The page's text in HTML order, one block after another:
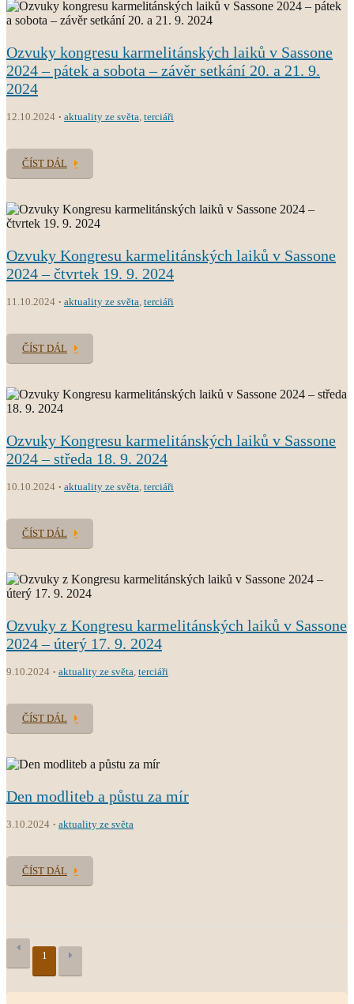
Ozvuky kongresu karmelitánských laiků v Sassone
2024 – pátek a sobota – závěr setkání 20. a 21. 9.
2024
12.10.2024 aktuality ze světa terciáři
ČÍST DÁL
Ozvuky Kongresu karmelitánských laiků v Sassone
2024 – čtvrtek 19. 9. 2024
11.10.2024 aktuality ze světa terciáři
ČÍST DÁL
Ozvuky Kongresu karmelitánských laiků v Sassone
2024 – středa 18. 9. 2024
10.10.2024 aktuality ze světa terciáři
ČÍST DÁL
Ozvuky z Kongresu karmelitánských laiků v Sassone
2024 – úterý 17. 9. 2024
9.10.2024 aktuality ze světa terciáři
ČÍST DÁL
Den modliteb a půstu za mír
3.10.2024 aktuality ze světa
ČÍST DÁL
1